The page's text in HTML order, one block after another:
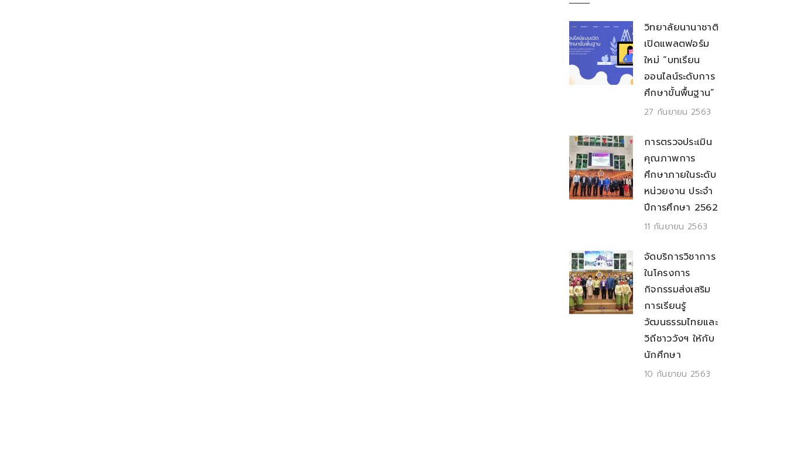
วิทยาลัยนานาชาติ
เปิดแพลตฟอร์ม
ใหม่ “บทเรียน
ออนไลน์ระดับการ
ศึกษาขั้นพื้นฐาน”
27 กันยายน 2563
การตรวจประเมิน
คุณภาพการ
ศึกษาภายในระดับ
หน่วยงาน ประจำ
ปีการศึกษา 2562
11 กันยายน 2563
จัดบริการวิชาการ
ในโครงการ
กิจกรรมส่งเสริม
การเรียนรู้
วัฒนธรรมไทยและ
วิถีชาววังฯ ให้กับ
นักศึกษา
10 กันยายน 2563